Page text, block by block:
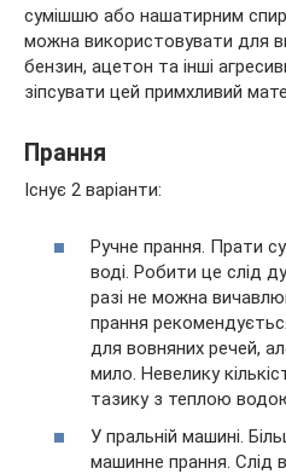
сумішшю або нашатирним
можна використовувати для
бензин, ацетон та інші
зіпсувати цей примхливий
Прання
Існує 2 варіанти:
Ручне прання. Прати
воді. Робити це слід
разі не можна
прання
для вовняних речей,
мило. Невелику
тазику з теплою
У пральній машині.
машинне прання. Слід